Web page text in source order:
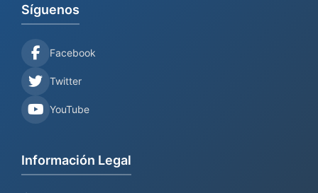
Síguenos
Facebook
Twitter
YouTube
Información Legal